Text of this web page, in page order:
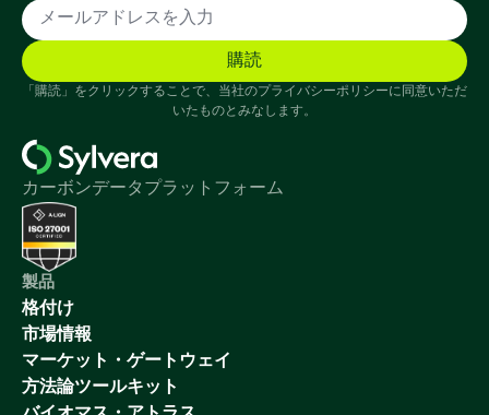
「購読」をクリックすることで、当社のプライバシーポリシーに同意いただ
いたものとみなします。
カーボンデータプラットフォーム
製品
格付け
市場情報
マーケット・ゲートウェイ
方法論ツールキット